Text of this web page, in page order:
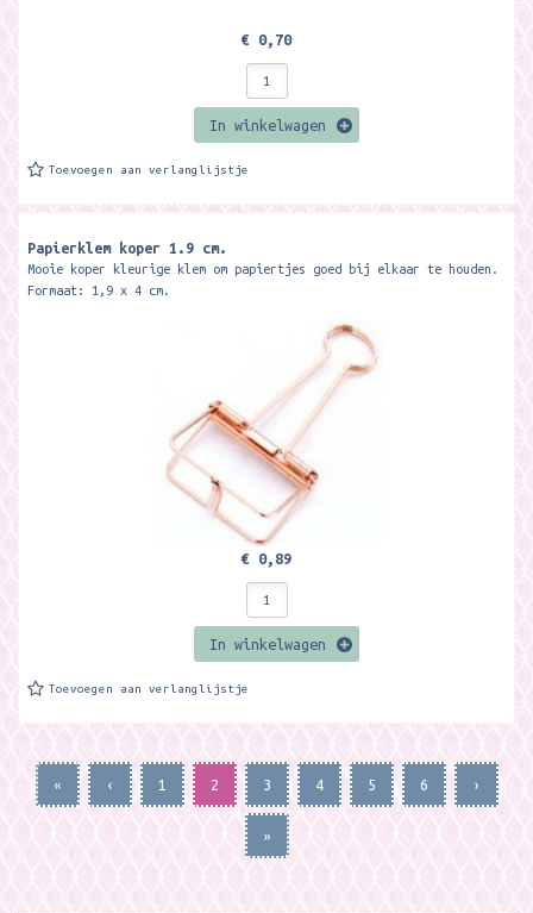
€ 0,70
In winkelwagen
Toevoegen aan verlanglijstje
Papierklem koper 1.9 cm.
Mooie koper kleurige klem om papiertjes goed bij elkaar te houden.
Formaat: 1,9 x 4 cm.
€ 0,89
In winkelwagen
Toevoegen aan verlanglijstje
« ‹ 1 2 3 4 5 6 ›
»